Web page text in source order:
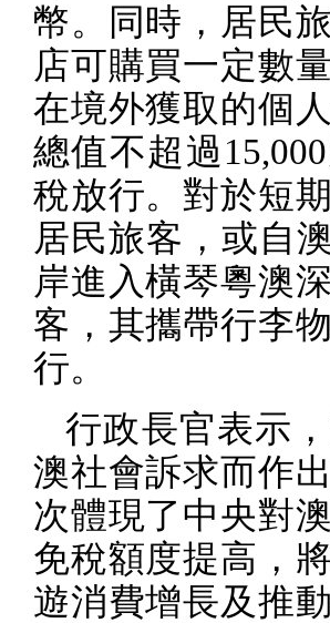
幣。同時，居民
店可購買一定數
在境外獲取的個
總值不超過 15,000
稅放行。對於短
居民旅客，或自
岸進入橫琴粵澳
客，其攜帶行李
行。
行政長官表示
澳社會訴求而作
次體現了中央對
免稅額度提高，
遊消費增長及推